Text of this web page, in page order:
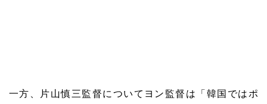
一方、片山慎三監督についてヨン監督は「韓国ではポ